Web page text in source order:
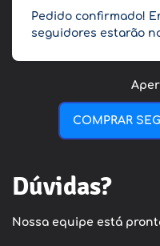
Pedido confirmado!
seguidores estarão
COMPRAR
Dúvidas?
Nossa equipe está